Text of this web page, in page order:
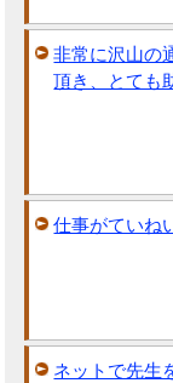
非常に沢山の
頂き、とても
仕事がていね
ネットで先生